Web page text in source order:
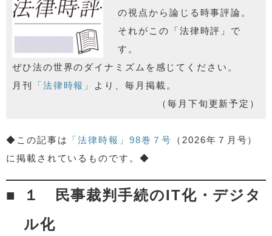
の視点から論じる時事評論。
それがこの「法律時評」で
す。
ぜひ法の世界のダイナミズムを感じてください。
月刊
「法律時報」
より、毎月掲載。
（毎月下旬更新予定）
◆この記事は 「法律時報」98巻７号
（2026年７月号）
に掲載されているものです。◆
１ 民事裁判手続のIT化・デジタ
ル化